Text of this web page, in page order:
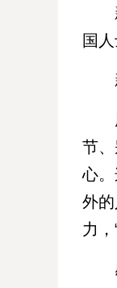
新
国
新
历
节
心
外
力
感